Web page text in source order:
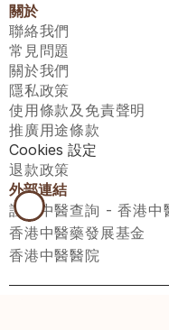
關於
聯絡我們
常見問題
關於我們
隱私政策
使用條款及免責聲明
推廣用途條款
Cookies 設定
退款政策
外部連結
註冊中醫查詢 - 香港中
香港中醫藥發展基金
香港中醫醫院
醫師匯有限公司 ECWAY